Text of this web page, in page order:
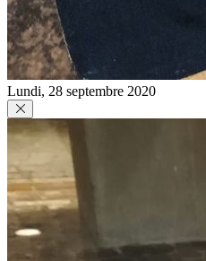
Lundi, 28 septembre 2020